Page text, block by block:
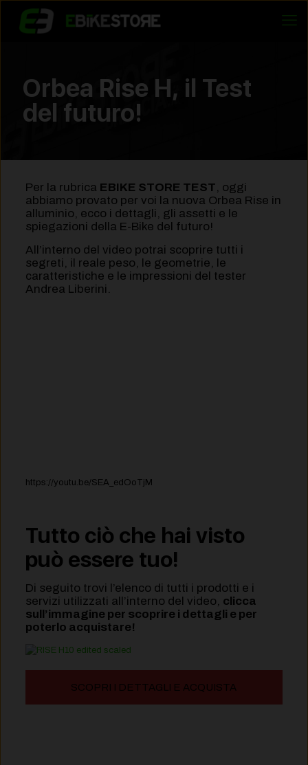
Orbea Rise H, il Test
del futuro!
Per la rubrica EBIKE STORE TEST, oggi
abbiamo provato per voi la nuova Orbea Rise in
alluminio, ecco i dettagli, gli assetti e le
spiegazioni della E-Bike del futuro!
All’interno del video potrai scoprire tutti i
segreti, il reale peso, le geometrie, le
caratteristiche e le impressioni del tester
Andrea Liberini.
https://youtu.be/SEA_edOoTjM
Tutto ciò che hai visto
può essere tuo!
Di seguito trovi l’elenco di tutti i prodotti e i
servizi utilizzati all’interno del video, clicca
sull’immagine per scoprire i dettagli e per
poterlo acquistare!
SCOPRI I DETTAGLI E ACQUISTA